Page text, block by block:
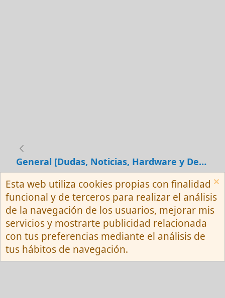
General [Dudas, Noticias, Hardware y Debates]
Español (Neutro) Tu
Contactarnos
Términos y reglas
Privacy policy
Ayuda
R
S
S
Community platform by XenForo ® © 2010-
2026 XenForo Ltd.
Esta web utiliza cookies propias con finalidad
funcional y de terceros para realizar el análisis
de la navegación de los usuarios, mejorar mis
servicios y mostrarte publicidad relacionada
con tus preferencias mediante el análisis de
tus hábitos de navegación.